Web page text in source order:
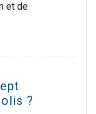
et de
?